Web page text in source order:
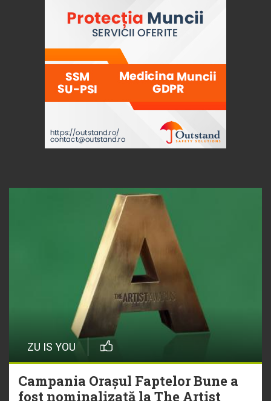
ZU IS YOU
Campania Orașul Faptelor Bune a
fost nominalizată la The Artist